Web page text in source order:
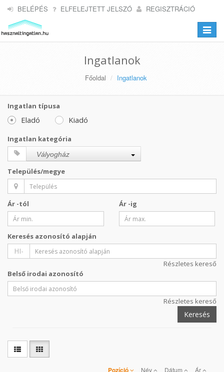
BELÉPÉS ELFELEJTETT JELSZÓ REGISZTRÁCIÓ
Toggle
Ingatlanok
Főoldal Ingatlanok
Ingatlan típusa
Eladó Kiadó
Ingatlan kategória
Vályogház
Település/megye
Ár -tól Ár -ig
Keresés azonosító alapján
HI-
Részletes kereső
Belső irodai azonosító
Részletes kereső
Keresés
Pozíció Név Dátum Ár